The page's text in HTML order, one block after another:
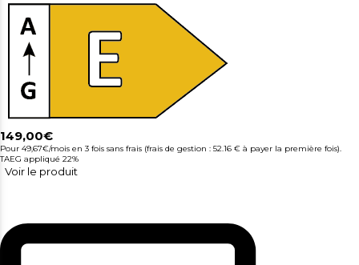
149,00€
Pour 49,67€/mois en 3 fois sans frais (frais de gestion : 52.16 € à payer la première fois).
TAEG appliqué 22%
Voir le produit